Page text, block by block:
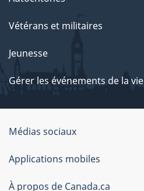
Vétérans et militaires
Jeunesse
Gérer les événements de la vie
Organisation
du
gouvernement
Médias sociaux
Applications mobiles
À propos de Canada.ca